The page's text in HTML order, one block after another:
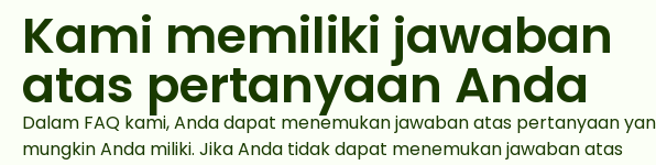
Kami memiliki jawaban
atas pertanyaan Anda
Dalam FAQ kami, Anda dapat menemukan jawaban atas pertanyaan
mungkin Anda miliki. Jika Anda tidak dapat menemukan jawaban atas